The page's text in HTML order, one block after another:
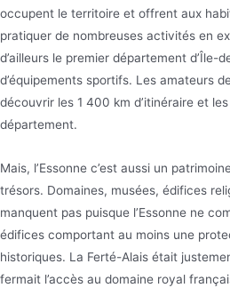
occupent le territoire et offrent aux
pratiquer de nombreuses activités en
d’ailleurs le premier département d’Île-
d’équipements sportifs. Les amateurs
découvrir les 1 400 km d’itinéraire et
département.
Mais, l’Essonne c’est aussi un
trésors. Domaines, musées, édifices
manquent pas puisque l’Essonne ne
édifices comportant au moins une
historiques. La Ferté-Alais était
fermait l’accès au domaine royal